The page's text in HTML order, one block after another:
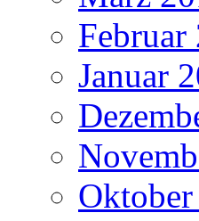
Februar
Januar